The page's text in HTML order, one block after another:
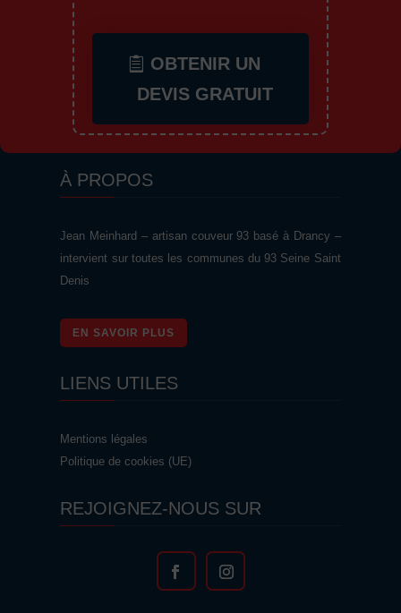
OBTENIR UN
DEVIS GRATUIT
À PROPOS
Jean Meinhard – artisan couveur 93 basé à Drancy –
intervient sur toutes les communes du 93 Seine Saint
Denis
EN SAVOIR PLUS
LIENS UTILES
Mentions légales
Politique de cookies (UE)
REJOIGNEZ-NOUS SUR